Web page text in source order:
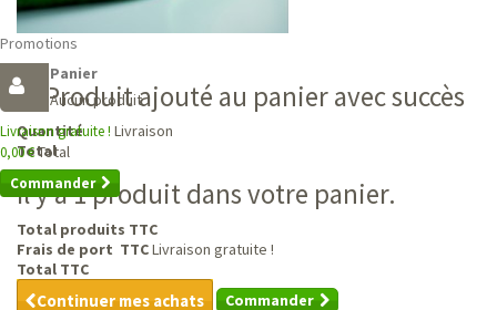
Promotions
Panier
Aucun produit
Livraison gratuite ! Livraison
0,00 €Total
Commander
Produit ajouté au panier avec succès
Quantité
Total
Il y a 1 produit dans votre panier.
Total produits TTC
Frais de port TTCLivraison gratuite !
Total TTC
Continuer mes achats Commander